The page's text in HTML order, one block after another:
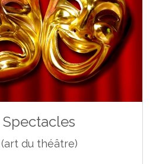
Spectacles
(art du théâtre)